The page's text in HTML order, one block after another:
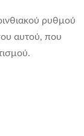
ρυθμού
αυτού, που